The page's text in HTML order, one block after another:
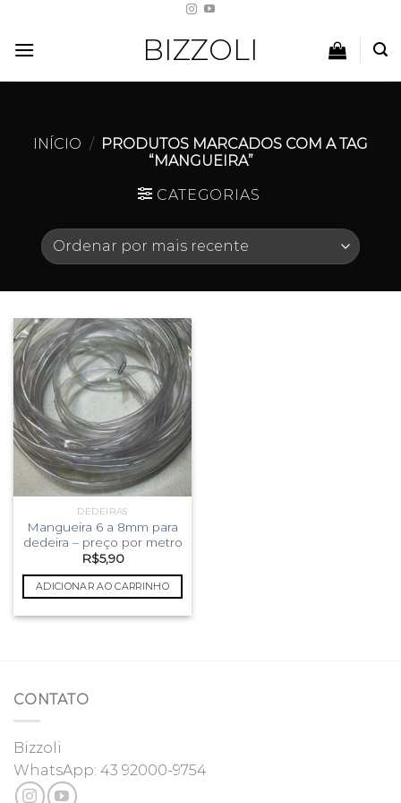
content
BIZZOLI
INÍCIO / PRODUTOS MARCADOS COM A TAG
“MANGUEIRA”
CATEGORIAS
DEDEIRAS
Mangueira 6 a 8mm para
dedeira – preço por metro
R$5,90
ADICIONAR AO CARRINHO
CONTATO
Bizzoli
WhatsApp: 43 92000-9754